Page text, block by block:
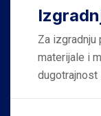
Za izgradnju
materijale i
dugotrajnost